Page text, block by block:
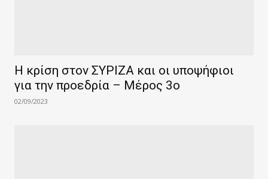
Η κρίση στον ΣΥΡΙΖΑ και οι υποψήφιοι
για την προεδρία – Μέρος 3ο
02/09/2023